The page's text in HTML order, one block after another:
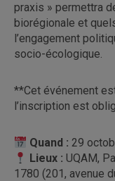
praxis » permettra
biorégionale et
l’engagement
socio-écologique.
**Cet événement
l’inscription est
Quand : 29
Lieux :UQAM,
1780 (201, avenue